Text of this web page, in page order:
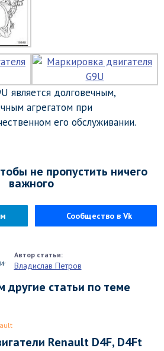
является долговечным,
агрегатом при
его обслуживании.
не пропустить ничего
важного
Сообщество в Vk
Владислав Петров
другие статьи по теме
Renault D4F, D4Ft